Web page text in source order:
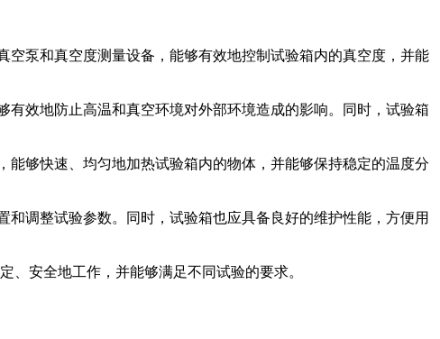
泵和真空度测量设备，能够有效地控制试验箱内的真空度，并能
效地防止高温和真空环境对外部环境造成的影响。同时，试验箱
够快速、均匀地加热试验箱内的物体，并能够保持稳定的温度分
调整试验参数。同时，试验箱也应具备良好的维护性能，方便用
安全地工作，并能够满足不同试验的要求。